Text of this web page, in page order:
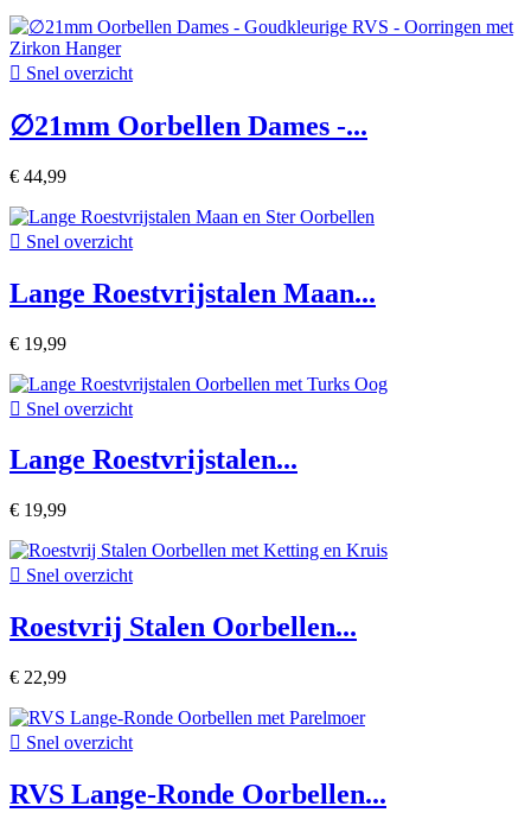
 Snel overzicht
∅21mm Oorbellen Dames -...
€ 44,99
 Snel overzicht
Lange Roestvrijstalen Maan...
€ 19,99
 Snel overzicht
Lange Roestvrijstalen...
€ 19,99
 Snel overzicht
Roestvrij Stalen Oorbellen...
€ 22,99
 Snel overzicht
RVS Lange-Ronde Oorbellen...